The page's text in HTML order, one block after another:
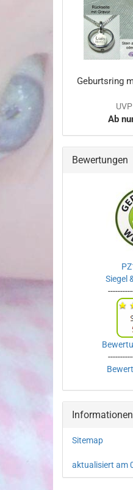
Geburtsring
Ab
Bewertungen
Siegel
Informationen
Sitemap
aktualisiert am